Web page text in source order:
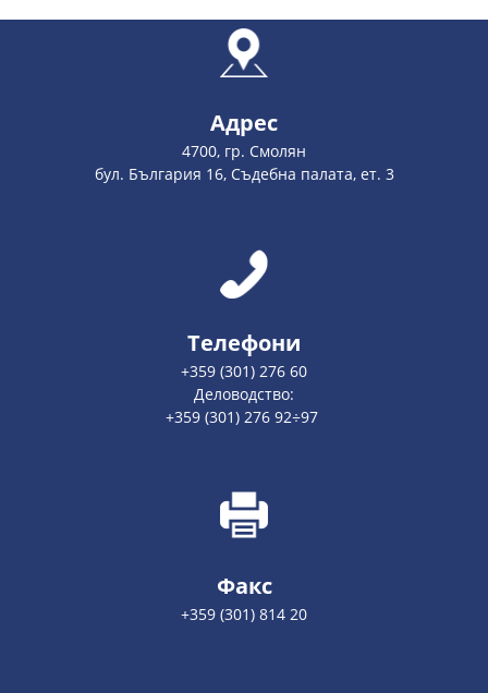
Адрес
4700, гр. Смолян
бул. България 16, Съдебна палата, ет. 3
Телефони
+359 (301) 276 60
Деловодство:
+359 (301) 276 92÷97
Факс
+359 (301) 814 20